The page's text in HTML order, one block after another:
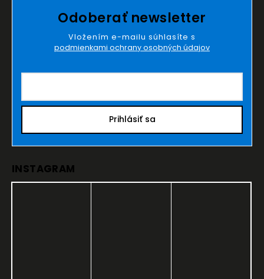
Odoberať newsletter
Vložením e-mailu súhlasíte s
podmienkami ochrany osobných údajov
Prihlásiť sa
INSTAGRAM